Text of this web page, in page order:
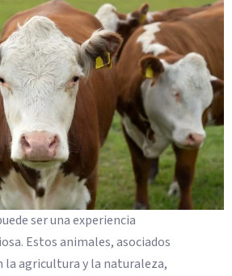
ser una experiencia
Estos animales, asociados
la agricultura y la naturaleza,